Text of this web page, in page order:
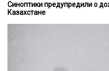
Синоптики предупредили о
Казахстане